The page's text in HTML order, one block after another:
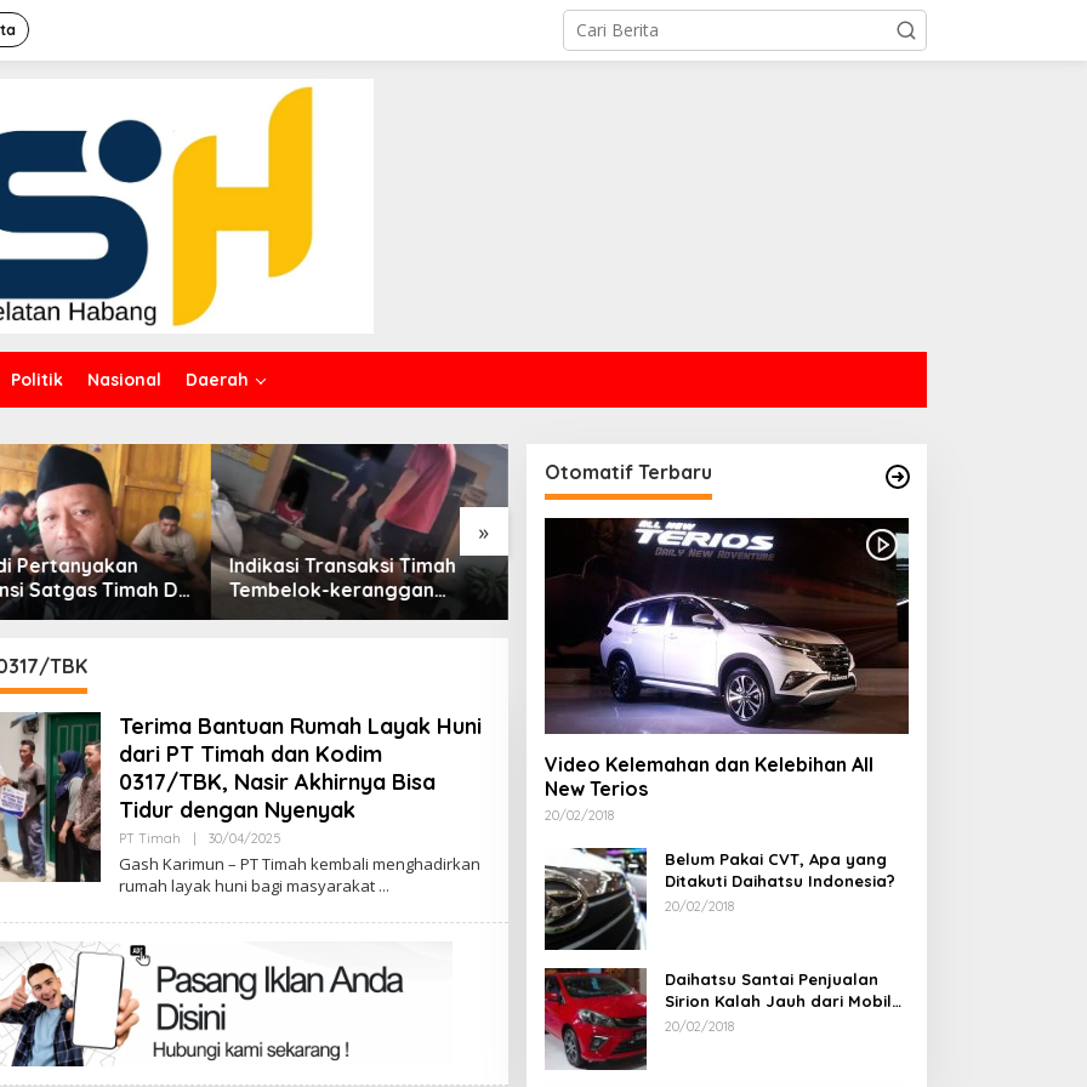
Politik Nasional Daerah
»
Transaksi Timah
keranggan
di Rumah Coku
Aksi Demo Penambang
Timah di Belitung Timur
XII DPR Bambang Patijaya
Dorong Perpres Segera
Diterbitkan
Berdiri Sejak 1828
Kelenteng Kwan Ti Miau
Kaposang Rayakan Hari
Jadi, Acara Berlangsung
Meriah
Wujud Kepedulian, PT
TIMAH Bantu Tiga Keluarga
Miliki Rumah Layak Huni
TBK
Terima Bantuan Rumah Layak Huni
dari PT Timah dan Kodim
0317/TBK, Nasir Akhirnya Bisa
Tidur dengan Nyenyak
PT Timah 30/04/2025Oleh
Gash Karimun – PT Timah kembali menghadirkan
rumah layak huni bagi masyarakat
Otomatif Terbaru
Video Kelemahan dan Kelebihan All
New Terios
20/02/2018
Belum Pakai CVT, Apa yang
Ditakuti Daihatsu Indonesia?
20/02/2018
Daihatsu Santai Penjualan
Sirion Kalah Jauh dari Mobil
LCGC
20/02/2018